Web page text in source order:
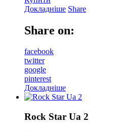
Докладніше Share
Share on:
facebook
twitter
google
pinterest
Докладніше
Rock Star Ua 2